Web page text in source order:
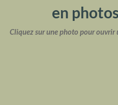
en photos
Cliquez sur une photo pour ouvrir